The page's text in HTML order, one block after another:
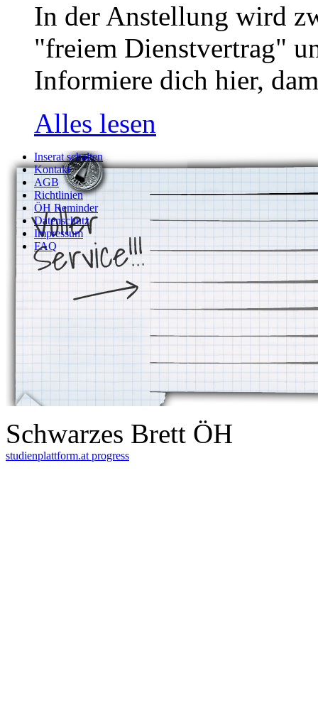
In der Anstellung wird
"freiem Dienstvertrag"
Informiere dich hier,
Alles lesen
Inserat schalten
Kontakt
AGB
Richtlinien
ÖH Reminder
Datenschutz
Impressum
FAQ
Schwarzes Brett ÖH
studienplattform.at progress